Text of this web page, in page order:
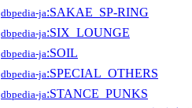
dbpedia-ja:SAKAE_SP-RING
dbpedia-ja:SIX_LOUNGE
dbpedia-ja:SOIL
dbpedia-ja:SPECIAL_OTHERS
dbpedia-ja:STANCE_PUNKS